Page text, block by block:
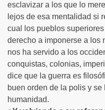
esclavizar a los que lo
lejos de esa mentalidad si
cual los pueblos
derecho a imponerse a los
nos ha servido a los
conquistas, colonias,
dice que la guerra es
buen orden de la polis y
humanidad.